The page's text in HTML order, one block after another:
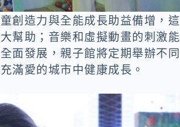
創造力與全能成長助益備增，這
幫助；音樂和虛擬動畫的刺激能
面發展，親子館將定期舉辦不同
滿愛的城市中健康成長。